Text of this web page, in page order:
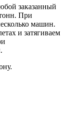
заказанный
При
машин.
и затягиваем